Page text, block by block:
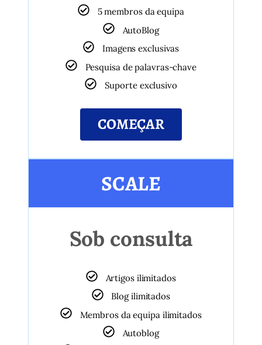
5 membros da equipa
AutoBlog
Imagens exclusivas
Pesquisa de palavras-chave
Suporte exclusivo
COMEÇAR
SCALE
Sob consulta
Artigos ilimitados
Blog ilimitados
Membros da equipa ilimitados
Autoblog